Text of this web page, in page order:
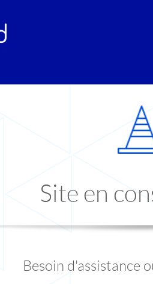
Site en
Besoin d'assistance